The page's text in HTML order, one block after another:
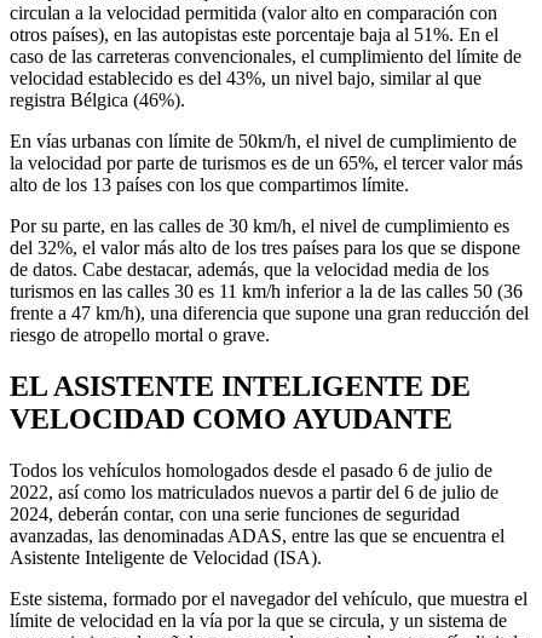
circulan a la velocidad permitida (valor alto en comparación con
otros países), en las autopistas este porcentaje baja al 51%. En el
caso de las carreteras convencionales, el cumplimiento del límite de
velocidad establecido es del 43%, un nivel bajo, similar al que
registra Bélgica (46%).
En vías urbanas con límite de 50km/h, el nivel de cumplimiento de
la velocidad por parte de turismos es de un 65%, el tercer valor más
alto de los 13 países con los que compartimos límite.
Por su parte, en las calles de 30 km/h, el nivel de cumplimiento es
del 32%, el valor más alto de los tres países para los que se dispone
de datos. Cabe destacar, además, que la velocidad media de los
turismos en las calles 30 es 11 km/h inferior a la de las calles 50 (36
frente a 47 km/h), una diferencia que supone una gran reducción del
riesgo de atropello mortal o grave.
EL ASISTENTE INTELIGENTE DE
VELOCIDAD COMO AYUDANTE
Todos los vehículos homologados desde el pasado 6 de julio de
2022, así como los matriculados nuevos a partir del 6 de julio de
2024, deberán contar, con una serie funciones de seguridad
avanzadas, las denominadas ADAS, entre las que se encuentra el
Asistente Inteligente de Velocidad (ISA).
Este sistema, formado por el navegador del vehículo, que muestra el
límite de velocidad en la vía por la que se circula, y un sistema de